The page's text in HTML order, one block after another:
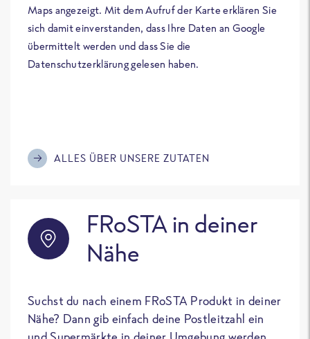
Maps angezeigt. Mit dem Aufruf der Karte erklären Sie
sich damit einverstanden, dass Ihre Daten an Google
übermittelt werden und dass Sie die
Datenschutzerklärung gelesen haben.
ALLES ÜBER UNSERE ZUTATEN
FRoSTA in deiner
Nähe
Suchst du nach einem FRoSTA Produkt in deiner
Nähe? Dann gib einfach deine Postleitzahl ein